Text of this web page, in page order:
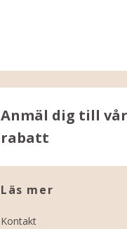
Anmäl dig till
rabatt
Läs mer
Kontakt